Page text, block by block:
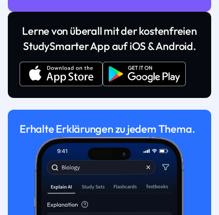
Lerne von überall mit der kostenfreien
StudySmarter App auf iOS & Android.
Erhalte Erklärungen zu jedem Thema.